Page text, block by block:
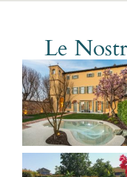
Le